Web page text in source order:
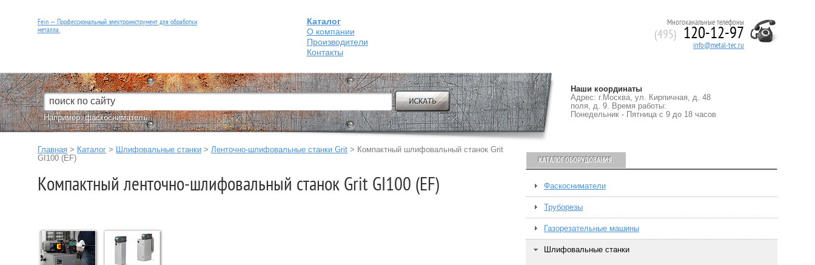
Fein — Профессиональный электроинструмент для обработки
металла.
Каталог
О компании
Производители
Контакты
Многоканальные телефоны
(495) 120-12-97
info@metal-tec.ru
Например:фаскосниматель
Наши координаты
Адрес: г.Москва, ул. Кирпичная, д. 48
поля, д. 9. Время работы:
Понедельник - Пятница с 9 до 18 часов
Главная > Каталог > Шлифовальные станки > Ленточно-шлифовальные станки Grit > Компактный шлифовальный станок Grit
GI100 (EF)
Компактный ленточно-шлифовальный станок Grit GI100 (EF)
КАТАЛОГ ОБОРУДОВАНИЯ:
Фаскосниматели
Труборезы
Газорезательные машины
Шлифовальные станки